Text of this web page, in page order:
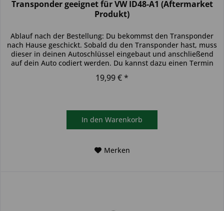
Transponder geeignet für VW ID48-A1 (Aftermarket
Produkt)
Ablauf nach der Bestellung: Du bekommst den Transponder
nach Hause geschickt. Sobald du den Transponder hast, muss
dieser in deinen Autoschlüssel eingebaut und anschließend
auf dein Auto codiert werden. Du kannst dazu einen Termin
19,99 € *
In den Warenkorb
Merken